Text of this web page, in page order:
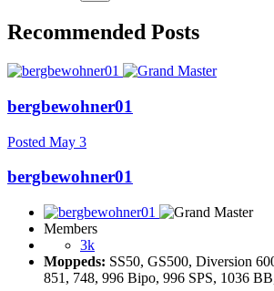
Recommended Posts
bergbewohner01
Posted May 3
bergbewohner01
Members
3k
Moppeds: SS50, GS500, Diversion
851, 748, 996 Bipo, 996 SPS, 1036